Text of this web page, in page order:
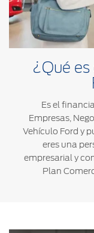
Localiza
Soporte
Técnico
¿Qué
Es el
Empresas,
Vehículo Ford y
eres una
empresarial y
Plan